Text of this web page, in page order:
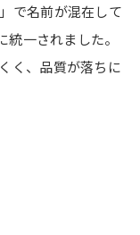
で名前が混在して
一されました。
く、品質が落ちに